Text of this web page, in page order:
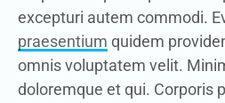
excepturi autem commodi.
praesentium quidem
omnis voluptatem velit.
doloremque et qui. Corporis